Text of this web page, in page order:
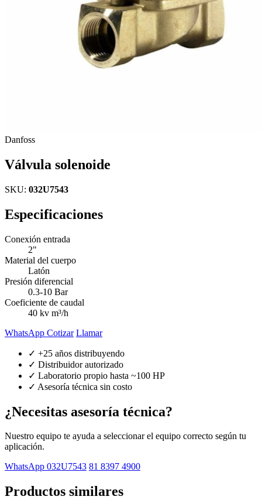
Danfoss
Válvula solenoide
SKU: 032U7543
Especificaciones
Conexión entrada
2"
Material del cuerpo
Latón
Presión diferencial
0.3-10 Bar
Coeficiente de caudal
40 kv m³/h
WhatsApp Cotizar Llamar
✓ +25 años distribuyendo
✓ Distribuidor autorizado
✓ Laboratorio propio hasta ~100 HP
✓ Asesoría técnica sin costo
¿Necesitas asesoría técnica?
Nuestro equipo te ayuda a seleccionar el equipo correcto según tu
aplicación.
WhatsApp 032U7543 81 8397 4900
Productos similares